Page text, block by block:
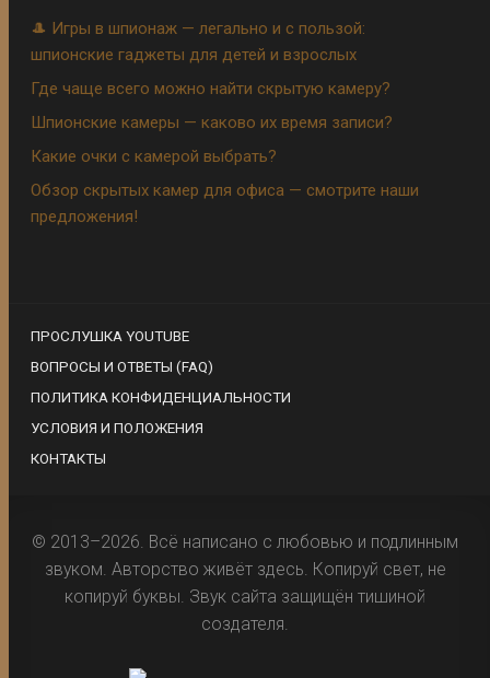
🎩 Игры в шпионаж — легально и с пользой:
шпионские гаджеты для детей и взрослых
Где чаще всего можно найти скрытую камеру?
Шпионские камеры — каково их время записи?
Какие очки с камерой выбрать?
Обзор скрытых камер для офиса — смотрите наши
предложения!
ПРОСЛУШКА YOUTUBE
ВОПРОСЫ И ОТВЕТЫ (FAQ)
ПОЛИТИКА КОНФИДЕНЦИАЛЬНОСТИ
УСЛОВИЯ И ПОЛОЖЕНИЯ
КОНТАКТЫ
© 2013–2026. Всё написано с любовью и подлинным
звуком. Авторство живёт здесь. Копируй свет, не
копируй буквы. Звук сайта защищён тишиной
создателя.